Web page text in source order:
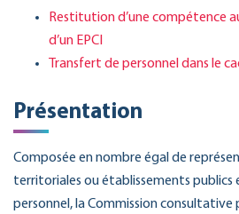
Restitution d’une compétence
d’un EPCI
Transfert de personnel dans le
Présentation
Composée en nombre égal de
territoriales ou établissements
personnel, la Commission consultative